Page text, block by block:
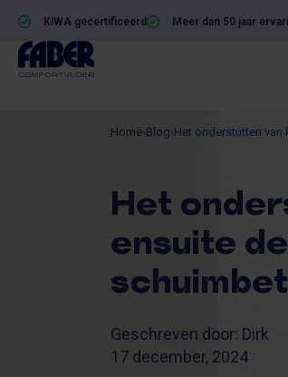
KIWA gecertificeerd Meer dan 50 jaar
Home›Blog›Het onderstutten
Het
ensuite
Geschreven door: Dirk
17 december, 2024